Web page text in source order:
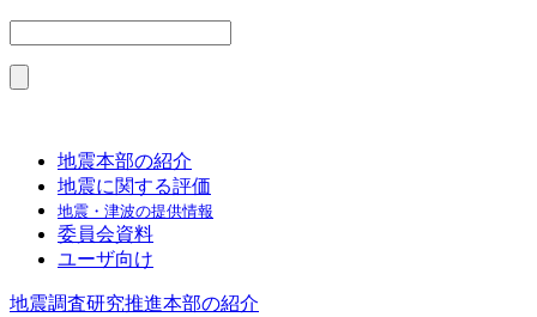
地震本部の紹介
地震に関する評価
地震・津波の提供情報
委員会資料
ユーザ向け
地震調査研究推進本部の紹介